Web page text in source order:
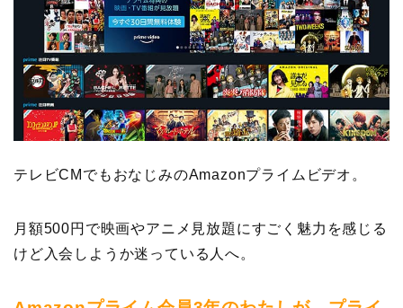
テレビCMでもおなじみのAmazonプライムビデオ。
月額500円で映画やアニメ見放題にすごく魅力を感じる
けど入会しようか迷っている人へ。